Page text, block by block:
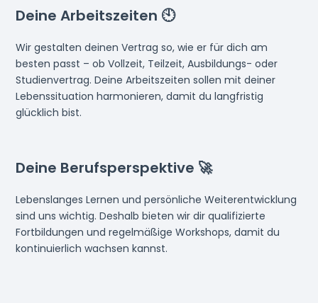
Deine Arbeitszeiten 🕙
Wir gestalten deinen Vertrag so, wie er für dich am
besten passt – ob Vollzeit, Teilzeit, Ausbildungs- oder
Studienvertrag. Deine Arbeitszeiten sollen mit deiner
Lebenssituation harmonieren, damit du langfristig
glücklich bist.
Deine Berufsperspektive 🚀
Lebenslanges Lernen und persönliche Weiterentwicklung
sind uns wichtig. Deshalb bieten wir dir qualifizierte
Fortbildungen und regelmäßige Workshops, damit du
kontinuierlich wachsen kannst.